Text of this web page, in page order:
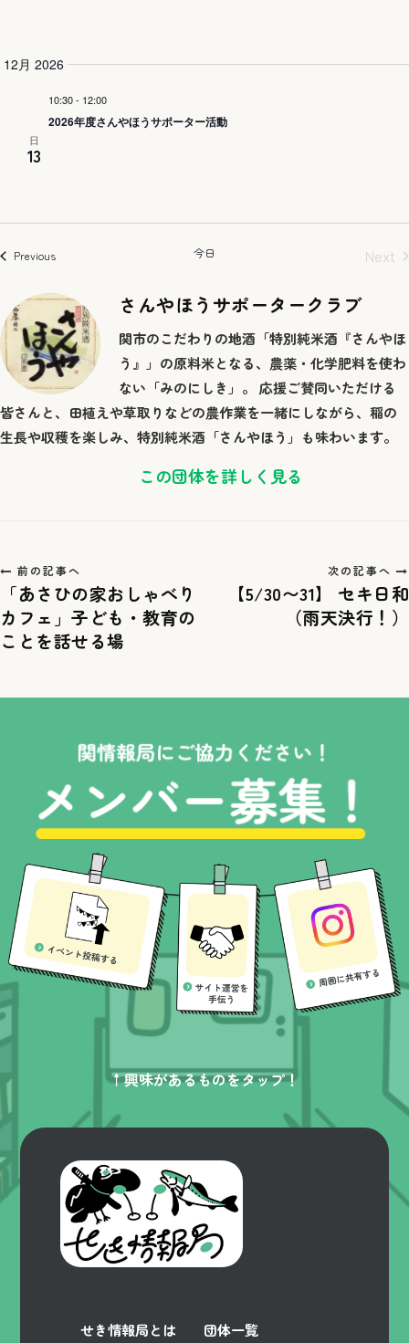
表
12月 2026
日
13
10:30- 12:00
2026年度さんやほうサポーター活動
Previousイベント 今日
Next
さんやほうサポータークラブ
関市のこだわりの地酒「特別純米酒『さんやほ
う』」の原料米となる、農薬・化学肥料を使わ
ない「みのにしき」。 応援ご賛同いただける
皆さんと、田植えや草取りなどの農作業を一緒にしながら、稲の
生長や収穫を楽しみ、特別純米酒「さんやほう」も味わいます。
この団体を詳しく見る
前の記事へ
「あさひの家おしゃべり
カフェ」子ども・教育の
ことを話せる場
次の記事へ
【5/30〜31】 セキ日和
（雨天決行！）
↑興味があるものをタップ！
せき情報局とは 団体一覧